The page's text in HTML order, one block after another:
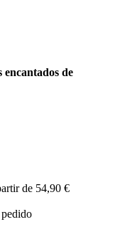
encantados de
de 54,90 €